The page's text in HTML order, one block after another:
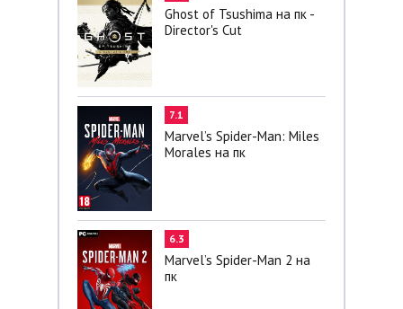
Ghost of Tsushima на пк -
Director's Cut
7.1
Marvel’s Spider-Man: Miles
Morales на пк
6.3
Marvel’s Spider-Man 2 на
пк